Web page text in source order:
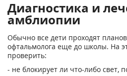
Диагностика и
амблиопии
Обычно все дети проходят
офтальмолога еще до школы. На
проверить:
- не блокирует ли что-либо свет,